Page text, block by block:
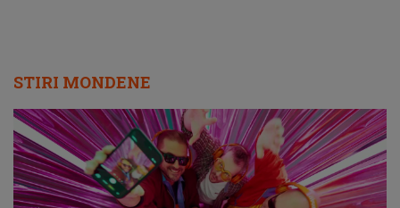
STIRI MONDENE